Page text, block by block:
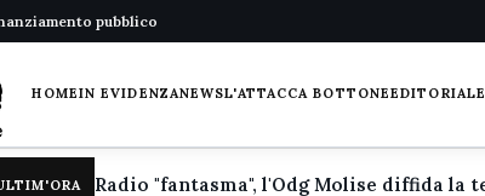
pubblico
HOMEIN EVIDENZANEWSL'ATTACCA BOTTONE